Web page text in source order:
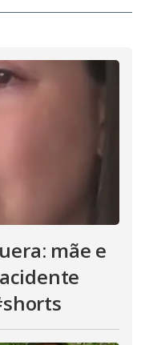
mãe e